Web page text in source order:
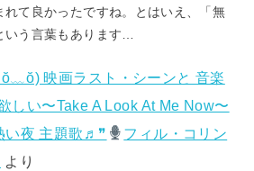
れて良かったですね。とはいえ、「無
いう言葉もあります…
映画ラスト・シーンと 音楽
しい〜Take A Look At Me Now〜
い夜 主題歌♬❞
フィル・コリン
より